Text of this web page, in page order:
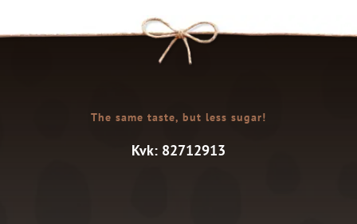
The same taste, but less sugar!
Kvk: 82712913